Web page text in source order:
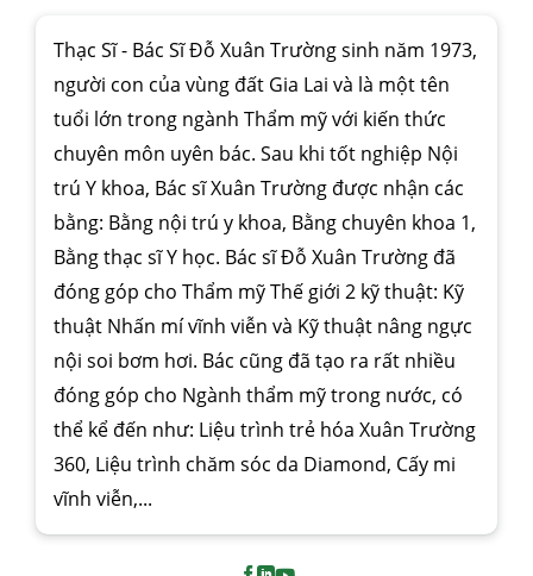
Thạc Sĩ - Bác Sĩ Đỗ Xuân Trường sinh năm 1973,
người con của vùng đất Gia Lai và là một tên
tuổi lớn trong ngành Thẩm mỹ với kiến thức
chuyên môn uyên bác. Sau khi tốt nghiệp Nội
trú Y khoa, Bác sĩ Xuân Trường được nhận các
bằng: Bằng nội trú y khoa, Bằng chuyên khoa 1,
Bằng thạc sĩ Y học. Bác sĩ Đỗ Xuân Trường đã
đóng góp cho Thẩm mỹ Thế giới 2 kỹ thuật: Kỹ
thuật Nhấn mí vĩnh viễn và Kỹ thuật nâng ngực
nội soi bơm hơi. Bác cũng đã tạo ra rất nhiều
đóng góp cho Ngành thẩm mỹ trong nước, có
thể kể đến như: Liệu trình trẻ hóa Xuân Trường
360, Liệu trình chăm sóc da Diamond, Cấy mi
vĩnh viễn,...